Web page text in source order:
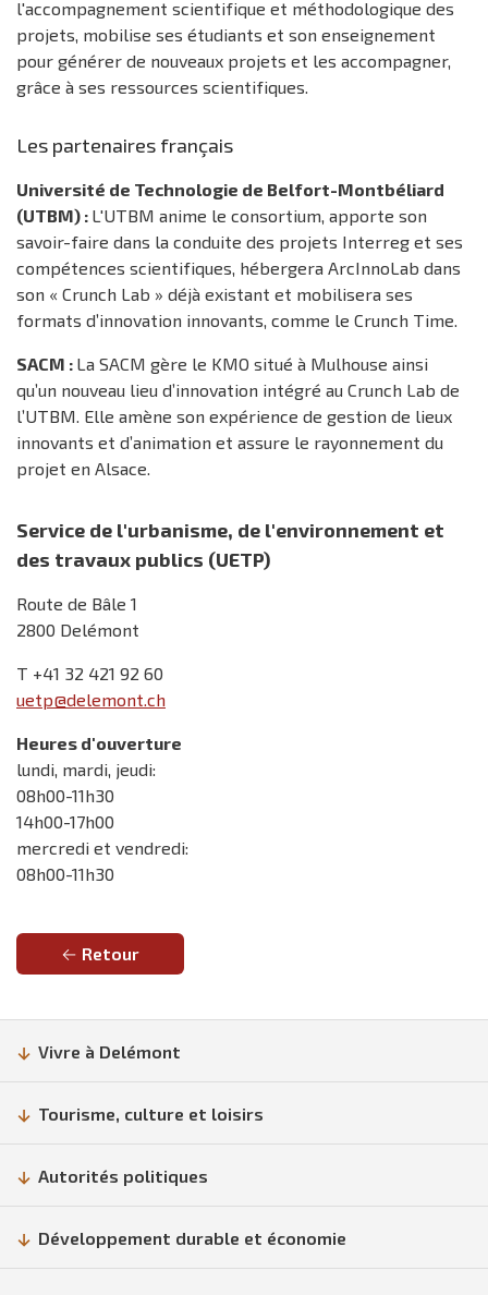
l'accompagnement scientifique et méthodologique des
projets, mobilise ses étudiants et son enseignement
pour générer de nouveaux projets et les accompagner,
grâce à ses ressources scientifiques.
Les partenaires français
Université de Technologie de Belfort-Montbéliard
(UTBM) : L'UTBM anime le consortium, apporte son
savoir-faire dans la conduite des projets Interreg et ses
compétences scientifiques, hébergera ArcInnoLab dans
son « Crunch Lab » déjà existant et mobilisera ses
formats d’innovation innovants, comme le Crunch Time.
SACM : La SACM gère le KMO situé à Mulhouse ainsi
qu’un nouveau lieu d’innovation intégré au Crunch Lab de
l’UTBM. Elle amène son expérience de gestion de lieux
innovants et d’animation et assure le rayonnement du
projet en Alsace.
Service de l'urbanisme, de l'environnement et
des travaux publics (UETP)
Route de Bâle 1
2800 Delémont
T +41 32 421 92 60
uetp@delemont.ch
Heures d'ouverture
lundi, mardi, jeudi:
08h00-11h30
14h00-17h00
mercredi et vendredi:
08h00-11h30
Retour
Vivre à Delémont
Tourisme, culture et loisirs
Autorités politiques
Développement durable et économie